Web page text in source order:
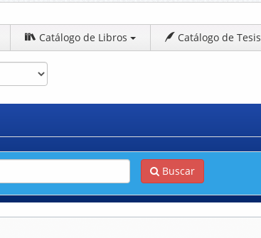
Catálogo de Libros Catálogo de Tesis
Buscar